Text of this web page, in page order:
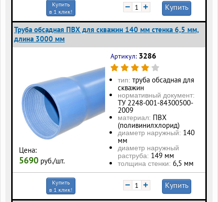
Купить
в 1 клик!
− + Купить
Труба обсадная ПВХ для скважин 140 мм стенка 6,5 мм,
длина 3000 мм
Цена:
5690 руб./шт.
Артикул: 3286
тип: труба обсадная для
скважин
нормативный документ:
ТУ 2248-001-84300500-
2009
материал: ПВХ
(поливинилхлорид)
диаметр наружный: 140
мм
диаметр наружный
раструба: 149 мм
толщина стенки: 6,5 мм
Купить
в 1 клик!
− + Купить